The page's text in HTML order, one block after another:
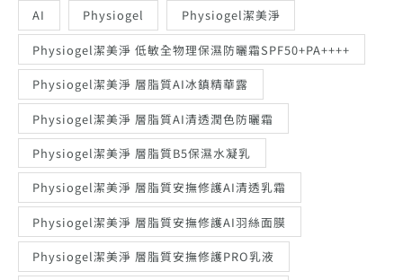
AI Physiogel Physiogel潔美淨
Physiogel潔美淨 低敏全物理保濕防曬霜SPF50+PA++++
Physiogel潔美淨 層脂質AI冰鎮精華露
Physiogel潔美淨 層脂質AI清透潤色防曬霜
Physiogel潔美淨 層脂質B5保濕水凝乳
Physiogel潔美淨 層脂質安撫修護AI清透乳霜
Physiogel潔美淨 層脂質安撫修護AI羽絲面膜
Physiogel潔美淨 層脂質安撫修護PRO乳液